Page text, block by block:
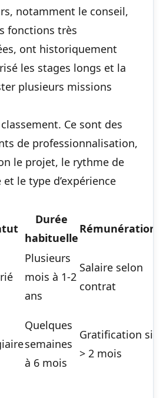
notamment le conseil,
fonctions très
ont historiquement
les stages longs et la
plusieurs missions
classement. Ce sont des
de professionnalisation,
le projet, le rythme de
le type d’expérience
Durée
habituelle
Rémunération
Plusieurs
mois à 1-2
ans
Salaire selon
contrat
Quelques
semaines
à 6 mois
Gratification si
> 2 mois